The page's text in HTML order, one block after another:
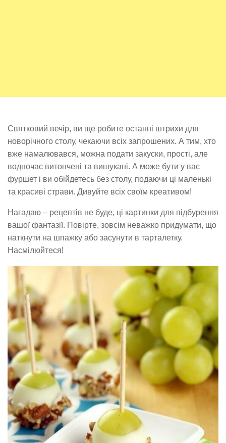
Святковий вечір, ви ще робите останні штрихи для
новорічного столу, чекаючи всіх запрошених. А тим, хто
вже намалювався, можна подати закуски, прості, але
водночас витончені та вишукані. А може бути у вас
фуршет і ви обійдетесь без столу, подаючи ці маленькі
та красиві страви. Дивуйте всіх своїм креативом!
Нагадаю – рецептів не буде, ці картинки для підбурення
вашої фантазії. Повірте, зовсім неважко придумати, що
наткнути на шпажку або засунути в тарталетку.
Насмілюйтеся!